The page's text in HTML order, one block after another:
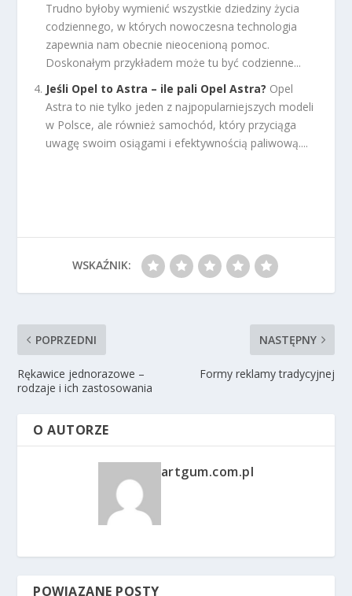
Trudno byłoby wymienić wszystkie dziedziny życia
codziennego, w których nowoczesna technologia
zapewnia nam obecnie nieocenioną pomoc.
Doskonałym przykładem może tu być codzienne...
Jeśli Opel to Astra – ile pali Opel Astra? Opel
Astra to nie tylko jeden z najpopularniejszych modeli
w Polsce, ale również samochód, który przyciąga
uwagę swoim osiągami i efektywnością paliwową....
WSKAŹNIK:
POPRZEDNI
Rękawice jednorazowe –
rodzaje i ich zastosowania
NASTĘPNY
Formy reklamy tradycyjnej
O AUTORZE
artgum.com.pl
POWIĄZANE POSTY